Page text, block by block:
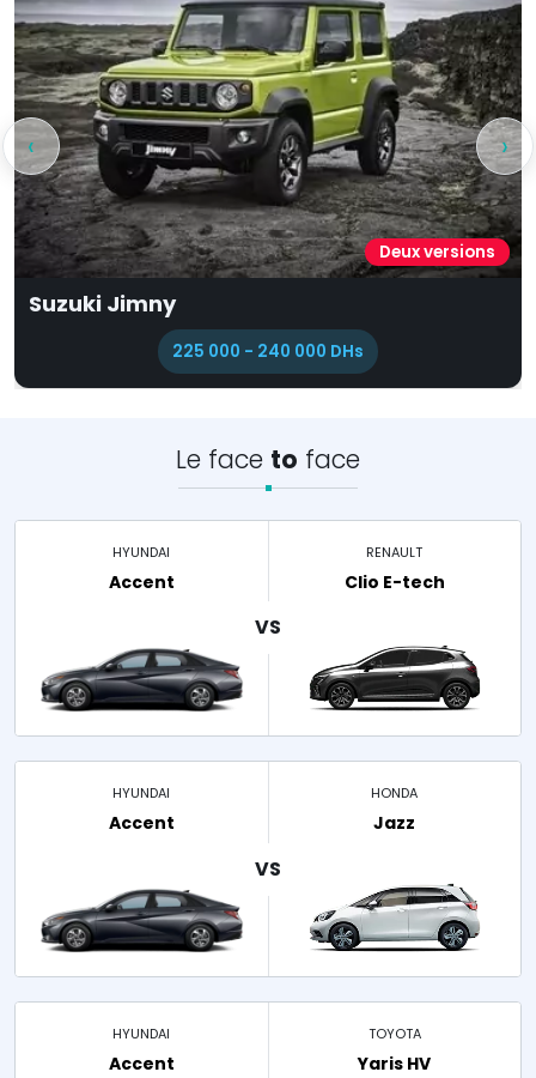
Cinq versions
Seat Ibiza
209 900 - 265 900 DHs
‹ ›
Le face to face
HYUNDAI
Accent
RENAULT
Clio E-tech
HYUNDAI
Accent
HONDA
Jazz
HYUNDAI
Accent
TOYOTA
Yaris HV